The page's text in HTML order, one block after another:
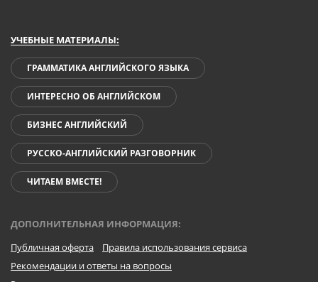
УЧЕБНЫЕ МАТЕРИАЛЫ:
ГРАММАТИКА АНГЛИЙСКОГО ЯЗЫКА
ИНТЕРЕСНО ОБ АНГЛИЙСКОМ
БИЗНЕС АНГЛИЙСКИЙ
РУССКО-АНГЛИЙСКИЙ РАЗГОВОРНИК
ЧИТАЕМ ВМЕСТЕ!
ДОПОЛНИТЕЛЬНАЯ ИНФОРМАЦИЯ:
Публичная оферта
Правила использования сервиса
Рекомендации и ответы на вопросы